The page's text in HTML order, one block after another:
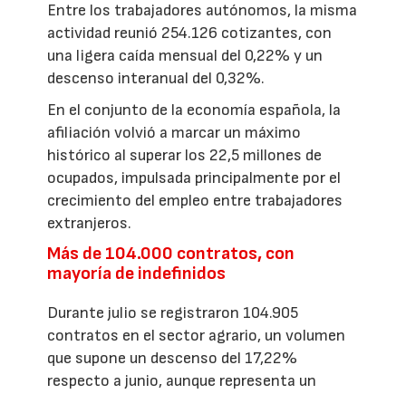
Entre los trabajadores autónomos, la misma
actividad reunió 254.126 cotizantes, con
una ligera caída mensual del 0,22% y un
descenso interanual del 0,32%.
En el conjunto de la economía española, la
afiliación volvió a marcar un máximo
histórico al superar los 22,5 millones de
ocupados, impulsada principalmente por el
crecimiento del empleo entre trabajadores
extranjeros.
Más de 104.000 contratos, con
mayoría de indefinidos
Durante julio se registraron 104.905
contratos en el sector agrario, un volumen
que supone un descenso del 17,22%
respecto a junio, aunque representa un